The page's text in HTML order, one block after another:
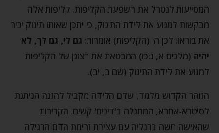
המסייעות לנטרל את השפעת הקליפות. קליפות אלה
מבקשות למנוע את לידת התינוק, כי יתכן שאותו תינוק יכיר
את בוראו. לכן הן (הקליפות) אומרות: גם לי, גם לך, לא
יהיה (מלכים א, ג:כו) המבטאת את רצונן של הקליפות
למנוע את לידת התינוק (שם ב, יב).
הזוהר הקדוש מלמד, שדם הלידה מקביל להזנה הניתנת
לסיטרא-אחרא, המתגלה ב'דינים' קשים. הקרירות
שהאישה חשה ברגליה עם עצירת זרימת הדם הרגילה